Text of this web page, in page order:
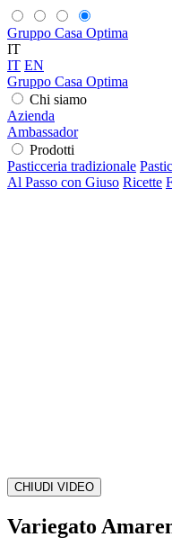
Gruppo Casa Optima
IT
IT EN
Gruppo Casa Optima
Chi siamo
Azienda
Ambassador
Prodotti
Pasticceria tradizionale
Al Passo con Giuso Ricette
CHIUDI VIDEO
Variegato